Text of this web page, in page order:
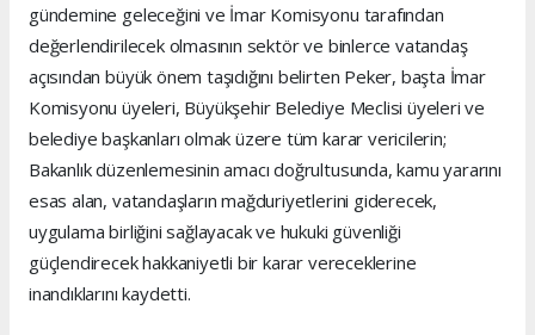
gündemine geleceğini ve İmar Komisyonu tarafından
değerlendirilecek olmasının sektör ve binlerce vatandaş
açısından büyük önem taşıdığını belirten Peker, başta İmar
Komisyonu üyeleri, Büyükşehir Belediye Meclisi üyeleri ve
belediye başkanları olmak üzere tüm karar vericilerin;
Bakanlık düzenlemesinin amacı doğrultusunda, kamu yararını
esas alan, vatandaşların mağduriyetlerini giderecek,
uygulama birliğini sağlayacak ve hukuki güvenliği
güçlendirecek hakkaniyetli bir karar vereceklerine
inandıklarını kaydetti.